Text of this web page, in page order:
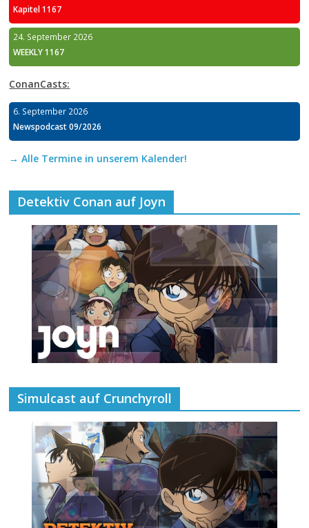
Kapitel 1167
24. September 2026
WEEKLY 1167
ConanCasts:
6. September 2026
Newspodcast 09/2026
→ Alle Termine in unserem Kalender!
Detektiv Conan auf Joyn
Simulcast auf Crunchyroll